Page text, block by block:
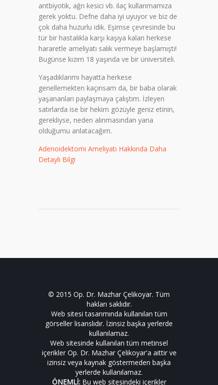
antbiyotik, ağrı kesici vb. ilaç kullanmamıza
gerek yoktu. Defne daha iyi uyuyor ve biz de
çok daha huzurlu idik. Eşimse çevresinde bu
tür bir hastalıkla karşı kaşıya kalan herkese
hararetle ameliyatı salık vermeye başlamıştı!
Bugünse kızım 18 yaşında ve bir üniversiteli.
Yaşadıklarımı hayatta herkese
genellemekten kaçınsam da, bir baba olarak
yaşananları paylaşmaya çalıştım. İzleyen
satırlarda ise bir hekim gözüyle geniz etinin,
gerekliyse, neden alınmasından yana
olduğumu anlatacağım.
Adenoidektomi Ameliyatı Hakkında Daha
Detaylı Bilgi
© 2015 Op. Dr. Mazhar Çelikoyar. Tüm
hakları saklıdır.
Web sitesi tasarımında kullanılan tüm
görseller lisanslıdır. İzinsiz başka yerlerde
kullanılamaz.
Web sitesinde kullanılan tüm metinsel
içerikler Op. Dr. Mazhar Çelikoyar'a aittir ve
izinsiz veya kaynak göstermeden başka
yerlerde kullanılamaz.
ÖNEMLİ:Bu web sitesindeki içerikler